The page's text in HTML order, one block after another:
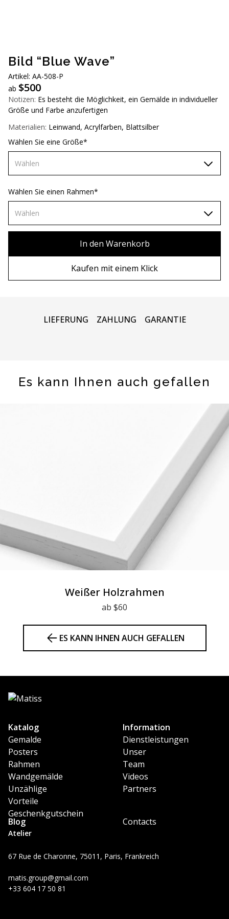
Bild “Blue Wave”
Artikel: AA-508-P
ab $500
Notizen: Es besteht die Möglichkeit, ein Gemälde in individueller
Größe und Farbe anzufertigen
Materialien: Leinwand, Acrylfarben, Blattsilber
Wählen Sie eine Größe*
Wählen
70х70 cm
80х80 cm
Wählen Sie einen Rahmen*
Wählen
In den Warenkorb
Kaufen mit einem Klick
LIEFERUNG ZAHLUNG GARANTIE
Es kann Ihnen auch gefallen
Weißer Holzrahmen
ab $60
ES KANN IHNEN AUCH GEFALLEN
Atelier
67 Rue de Charonne, 75011, Paris, Frankreich
matis.group@gmail.com
+33 604 17 50 81
Katalog
Gemalde
Posters
Rahmen
Wandgemälde
Unzählige
Vorteile
Geschenkgutschein
Information
Dienstleistungen
Unser
Team
Videos
Partners
Blog Contacts